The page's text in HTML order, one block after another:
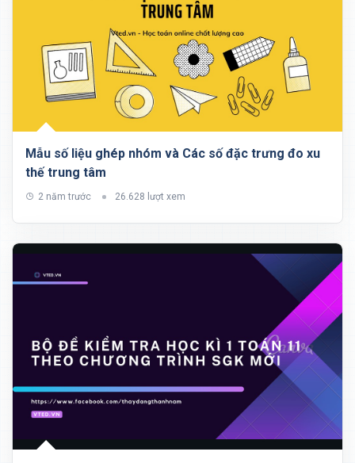
Mẫu số liệu ghép nhóm và Các số đặc trưng đo xu
thế trung tâm
2 năm trước 26.628 lượt xem